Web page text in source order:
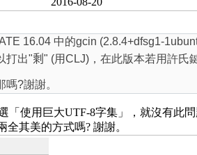
16.04 中的gcin (2.8.4+dfsg1-
打出"剩 " (用CLJ)，在此版本若用許氏
?謝謝。
「使用巨大UTF-8字集」，就沒有此
其美的方式嗎? 謝謝。